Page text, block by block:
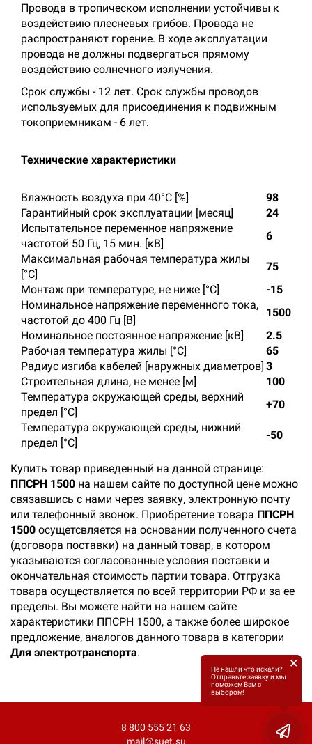
Провода в тропическом исполнении устойчивы к
воздействию плесневых грибов. Провода не
распространяют горение. В ходе эксплуатации
провода не должны подвергаться прямому
воздействию солнечного излучения.
Срок службы - 12 лет. Срок службы проводов
используемых для присоединения к подвижным
токоприемникам - 6 лет.
Технические характеристики
Влажность воздуха при 40°С [%]
98
Гарантийный срок эксплуатации [месяц]
24
Испытательное переменное напряжение
частотой 50 Гц, 15 мин. [кВ]
6
Максимальная рабочая температура жилы
[°С]
75
Монтаж при температуре, не ниже [°C]
-15
Номинальное напряжение переменного тока,
частотой до 400 Гц [В]
1500
Номинальное постоянное напряжение [кВ]
2.5
Рабочая температура жилы [°С]
65
Радиус изгиба кабелей [наружных диаметров] 3
Строительная длина, не менее [м]
100
Температура окружающей среды, верхний
предел [°C]
+70
Температура окружающей среды, нижний
предел [°C]
-50
Купить товар приведенный на данной странице:
ППСРН 1500 на нашем сайте по доступной цене можно
связавшись с нами через заявку, электронную почту
или телефонный звонок. Приобретение товара ППСРН
1500 осущетсвляется на основании полученного счета
(договора поставки) на данный товар, в котором
указываются согласованные условия поставки и
окончательная стоимость партии товара. Отгрузка
товара осуществляется по всей территории РФ и за ее
пределы. Вы можете найти на нашем сайте
характеристики ППСРН 1500, а также более широкое
предложение, аналогов данного товара в категории
Для электротранспорта.
8 800 555 21 63
mail@suet.su
Не нашли что искали?
Отправьте заявку и мы
поможем Вам с
выбором!
×